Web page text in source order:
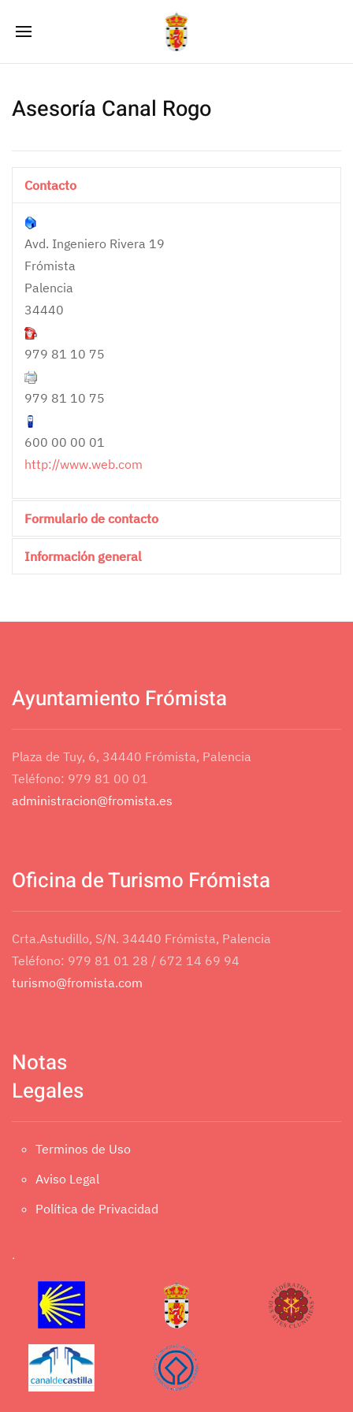
Asesoría Canal Rogo
Contacto
Avd. Ingeniero Rivera 19
Frómista
Palencia
34440
979 81 10 75
979 81 10 75
600 00 00 01
http://www.web.com
Formulario de contacto
Correo electrónico*
Asunto*
Mensaje
Envíeme una copia
Enviar
Información general
Ayuntamiento Frómista
Plaza de Tuy, 6, 34440 Frómista, Palencia
Teléfono: 979 81 00 01
administracion@fromista.es
Oficina de Turismo Frómista
Crta.Astudillo, S/N. 34440 Frómista, Palencia
Teléfono: 979 81 01 28 / 672 14 69 94
turismo@fromista.com
Notas
Legales
Terminos de Uso
Aviso Legal
Política de Privacidad
.